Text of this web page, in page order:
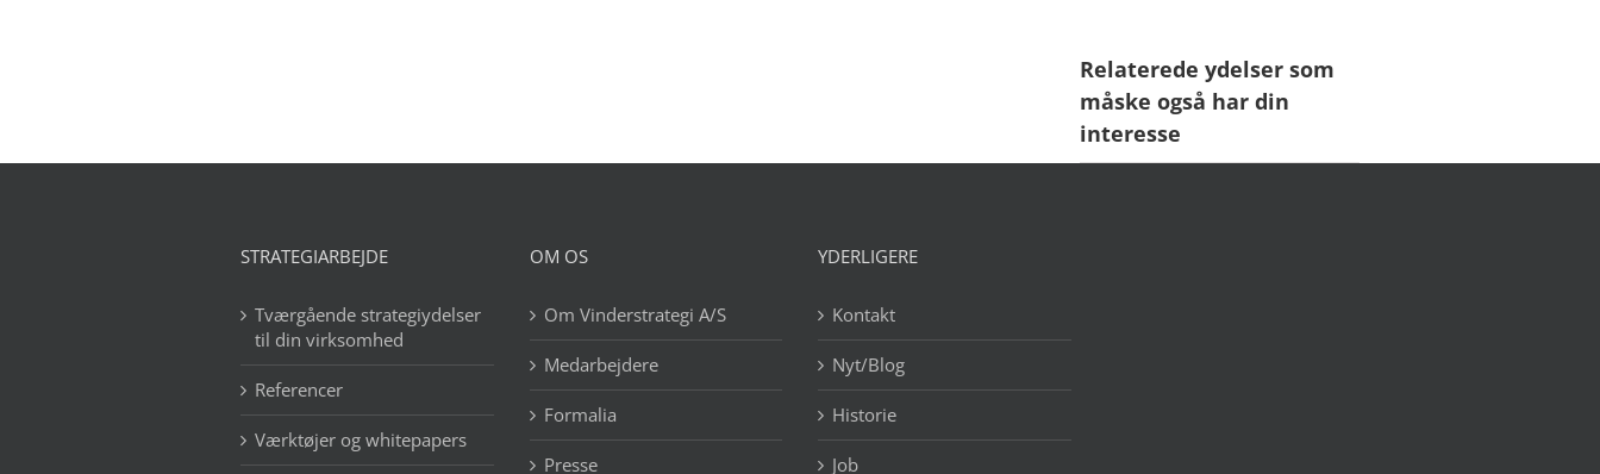
Relaterede ydelser som
måske også har din
interesse
STRATEGIARBEJDE
Tværgående strategiydelser
til din virksomhed
Referencer
Værktøjer og whitepapers
OM OS
Om Vinderstrategi A/S
Medarbejdere
Formalia
Presse
YDERLIGERE
Kontakt
Nyt/Blog
Historie
Job